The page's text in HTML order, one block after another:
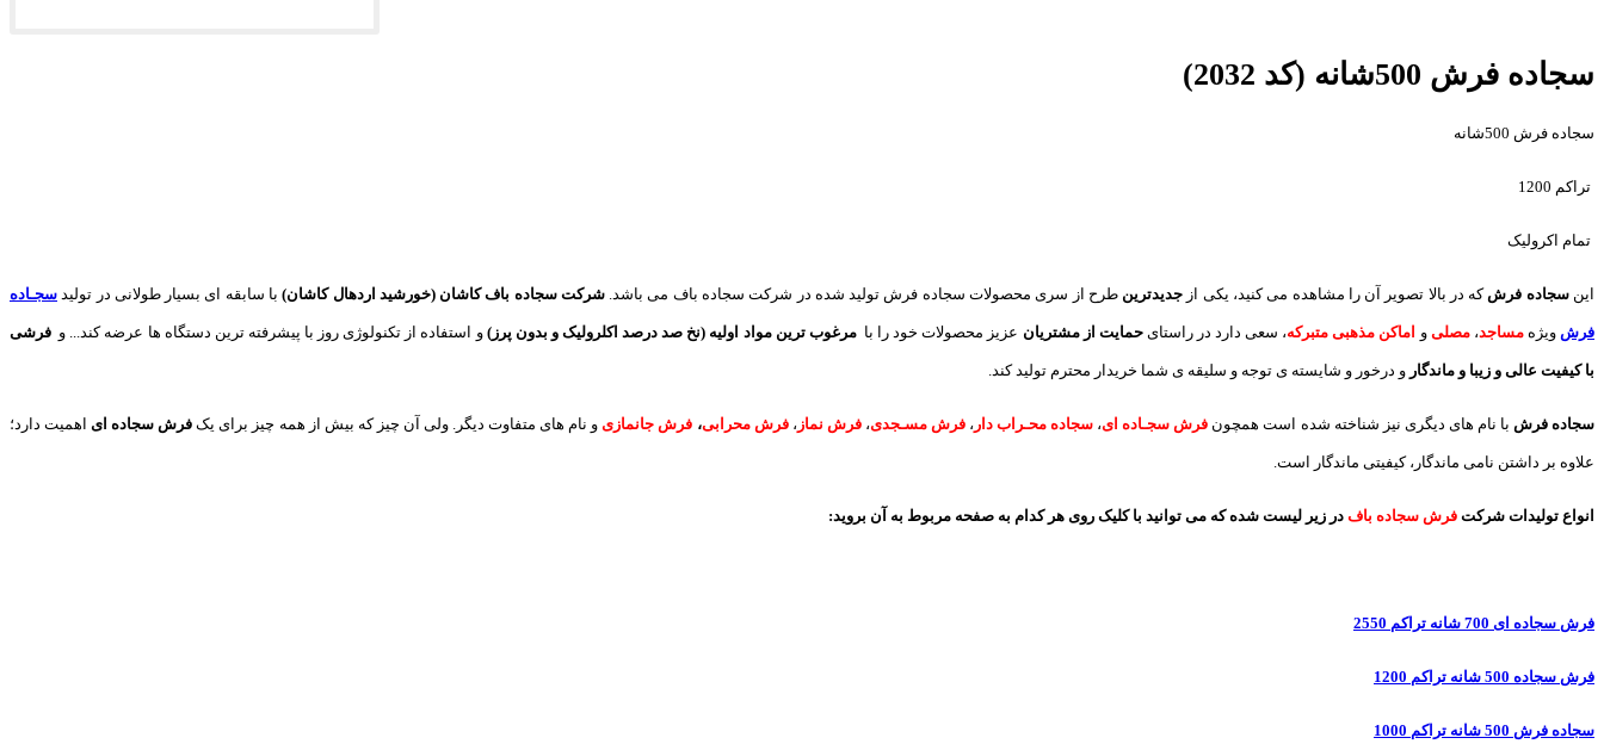
سجاده فرش 500شانه (کد 2032)
سجاده فرش 500شانه
تراکم 1200
تمام اکرولیک
اینسجاده فرش که در بالا تصویر آن را مشاهده می کنید، یکی از جدیدترین طرح از سری محصولات سجاده فرش تولید شده در شرکت سجاده باف می باشد.شرکت سجاده باف کاشان (خورشید اردهال کاشان)با سابقه ای بسیار طولانی در تولید سجـاده
فرش ویژهمساجد،مصلی و اماکن مذهبی متبرکه، سعی دارد در راستایحمایت از مشتریان عزیز محصولات خود را بامرغوب ترین مواد اولیه (نخ صد درصد اکلرولیک و بدون پرز) و استفاده از تکنولوژی روز با پیشرفته ترین دستگاه ها عرضه کند... و فرشی
با کیفیت عالی و زیبا و ماندگار و درخور و شایسته ی توجه و سلیقه ی شما خریدار محترم تولید کند.
سجاده فرش با نام های دیگری نیز شناخته شده است همچون فرش سجـاده ای، سجاده محـراب دار ،فرش مسـجدی،فرش نماز ،فرش محرابی، فرش جانمازیو نام های متفاوت دیگر. ولی آن چیز که بیش از همه چیز برای یک فرش سجاده ایاهمیت دارد؛
علاوه بر داشتن نامی ماندگار، کیفیتی ماندگار است.
انواع تولیدات شرکت فرش سجاده باف در زیر لیست شده که می توانید با کلیک روی هر کدام به صفحه مربوط به آن بروید:
فرش سجاده ای 700 شانه تراکم 2550
فرش سجاده 500 شانه تراکم 1200
سجاده فرش 500 شانه تراکم 1000